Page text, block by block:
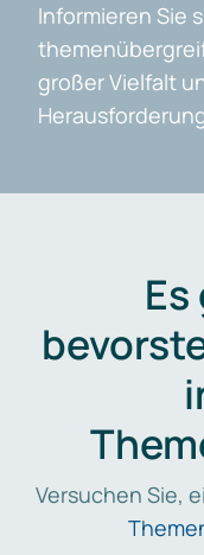
Informieren Sie
großer Vielfalt
Versuchen Sie,